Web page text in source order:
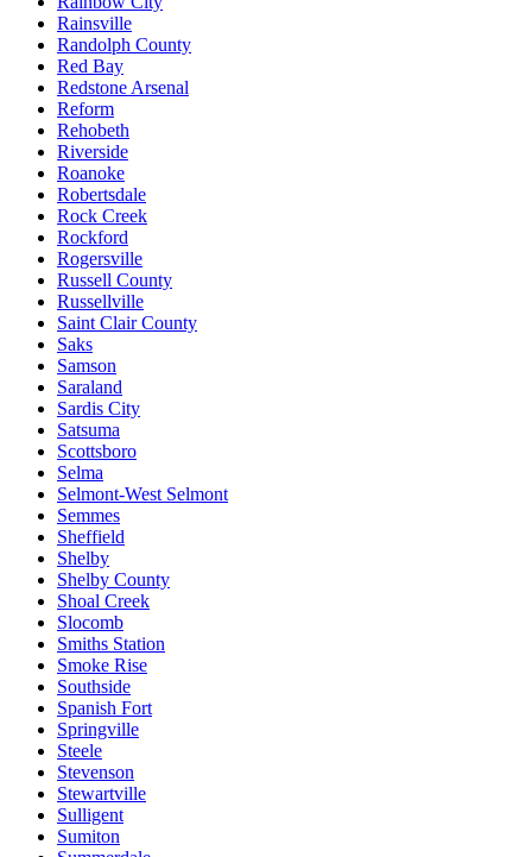
Rainsville
Randolph County
Red Bay
Redstone Arsenal
Reform
Rehobeth
Riverside
Roanoke
Robertsdale
Rock Creek
Rockford
Rogersville
Russell County
Russellville
Saint Clair County
Saks
Samson
Saraland
Sardis City
Satsuma
Scottsboro
Selma
Selmont-West Selmont
Semmes
Sheffield
Shelby
Shelby County
Shoal Creek
Slocomb
Smiths Station
Smoke Rise
Southside
Spanish Fort
Springville
Steele
Stevenson
Stewartville
Sulligent
Sumiton